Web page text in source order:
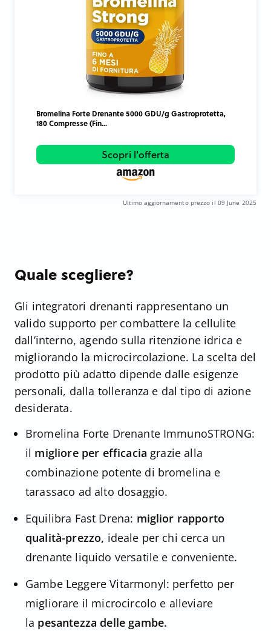
Bromelina Forte Drenante 5000 GDU/g Gastroprotetta,
180 Compresse (Fin...
Scopri l'offerta
Ultimo aggiornamento prezzo il 09 June 2025
Quale scegliere?
Gli integratori drenanti rappresentano un
valido supporto per combattere la cellulite
dall’interno, agendo sulla ritenzione idrica e
migliorando la microcircolazione. La scelta del
prodotto più adatto dipende dalle esigenze
personali, dalla tolleranza e dal tipo di azione
desiderata.
Bromelina Forte Drenante ImmunoSTRONG:
il migliore per efficacia grazie alla
combinazione potente di bromelina e
tarassaco ad alto dosaggio.
Equilibra Fast Drena: miglior rapporto
qualità-prezzo, ideale per chi cerca un
drenante liquido versatile e conveniente.
Gambe Leggere Vitarmonyl: perfetto per
migliorare il microcircolo e alleviare
la pesantezza delle gambe.